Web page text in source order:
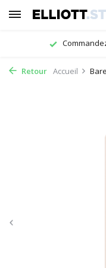
Retour Accueil